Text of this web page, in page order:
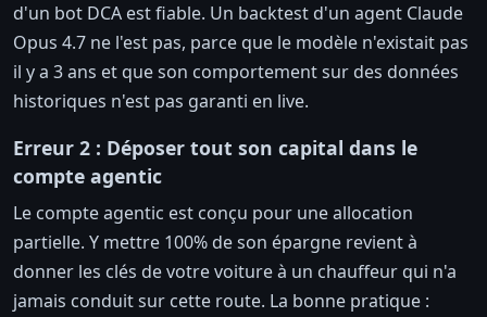
d'un bot DCA est fiable. Un backtest d'un agent Claude
Opus 4.7 ne l'est pas, parce que le modèle n'existait pas
il y a 3 ans et que son comportement sur des données
historiques n'est pas garanti en live.
Erreur 2 : Déposer tout son capital dans le
compte agentic
Le compte agentic est conçu pour une allocation
partielle. Y mettre 100% de son épargne revient à
donner les clés de votre voiture à un chauffeur qui n'a
jamais conduit sur cette route. La bonne pratique :